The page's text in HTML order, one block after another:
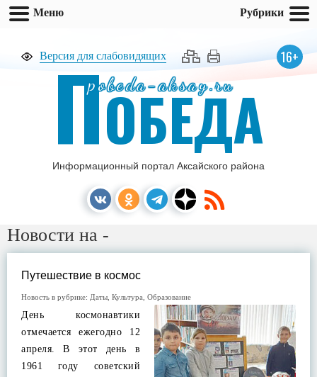
Версия для слабовидящих 16+
pobeda-aksay.ru
ПОБЕДА
Информационный портал Аксайского района
Новости на -
Путешествие в космос
Новость в рубрике: Даты Культура Образование
День космонавтики
отмечается ежегодно 12
апреля. В этот день в
1961 году советский
Меню Рубрики